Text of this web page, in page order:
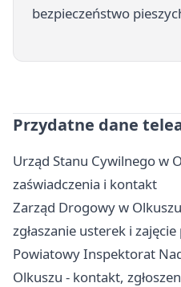
bezpieczeństwo
Przydatne dane
Urząd Stanu Cywilnego w
zaświadczenia i kontakt
Zarząd Drogowy w
zgłaszanie usterek i
Powiatowy Inspektorat
Olkuszu - kontakt,